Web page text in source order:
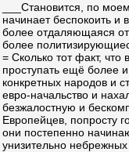
___Становится, по
начинает беспокоить и
более отдаляющаяся
более
= Сколько тот факт,
проступать ещё более
конкретных народов и
евро-начальство и
безжалостную и
Европейцев, попросту
они постепенно
унизительно